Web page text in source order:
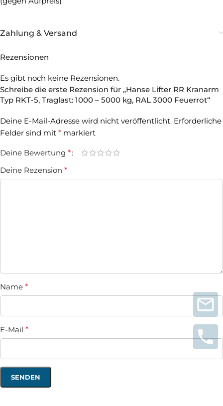
Zahlung & Versand
Rezensionen
Es gibt noch keine Rezensionen.
Schreibe die erste Rezension für „Hanse Lifter RR Kranarm
Typ RKT-5, Traglast: 1000 – 5000 kg, RAL 3000 Feuerrot“
Deine E-Mail-Adresse wird nicht veröffentlicht. Erforderliche
Felder sind mit * markiert
Deine Bewertung *
Deine Rezension *
Name *
E-Mail *